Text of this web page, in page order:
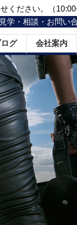
ください。（
学・相談・お問い
グ 会社案内